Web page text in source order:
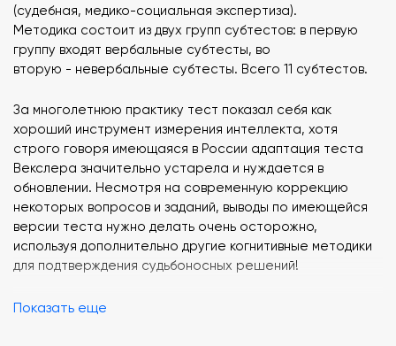
(судебная, медико-социальная экспертиза).
Методика состоит из двух групп субтестов: в первую
группу входят вербальные субтесты, во
вторую - невербальные субтесты. Всего 11 субтестов.
За многолетнюю практику тест показал себя как
хороший инструмент измерения интеллекта, хотя
строго говоря имеющаяся в России адаптация теста
Векслера значительно устарела и нуждается в
обновлении. Несмотря на современную коррекцию
некоторых вопросов и заданий, выводы по имеющейся
версии теста нужно делать очень осторожно,
используя дополнительно другие когнитивные методики
для подтверждения судьбоносных решений!
Тест Векслера является стандартизированном
Показать еще